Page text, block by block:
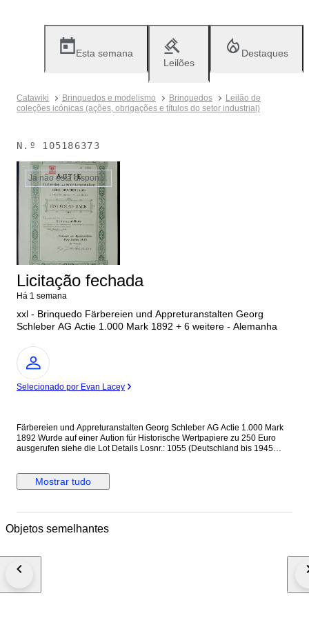
Esta semana
Leilões
Destaques
Catawiki Brinquedos e modelismo Brinquedos
Leilão de
coleções icónicas (ações, obrigações e títulos do setor industrial)
N.º 105186373
Já não está disponível
Licitação fechada
Há 1 semana
xxl - Brinquedo Färbereien und Appreturanstalten Georg
Schleber AG Actie 1.000 Mark 1892 + 6 weitere - Alemanha
Especialista
Selecionado por Evan Lacey
Färbereien und Appreturanstalten Georg Schleber AG Actie 1.000 Mark
1892 Wurde auf einer Aution für Historische Wertpapiere zu 250 Euro
ausgerufen siehe die Lot Details Losnr.: 1055 (Deutschland bis 1945
(Auflage 3500, R 7). Ausruf: 250,00 EUR Ausgabe- datum: 01.10.1892
Ausgabe- ort: Reichenbach i.V. und Greiz + 6 weitere Internationaler
Mostrar tudo
Objetos semelhantes